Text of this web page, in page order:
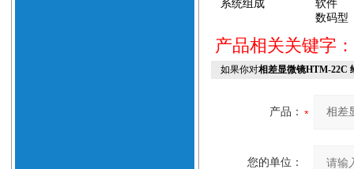
系统组成
软件
数码型
产品相关关键字
如果你对相差显微镜HTM-22C
产品：
您的单位：